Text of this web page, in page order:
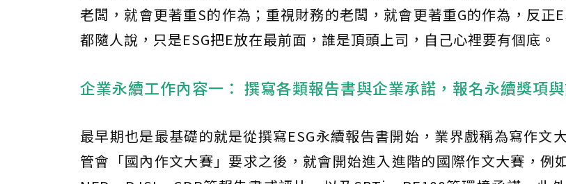
老闆，就會更著重S的作為；重視財務的老闆，就會更著重G的作為，反正
都隨人說，只是ESG把E放在最前面，誰是頂頭上司，自己心裡要有個底。
企業永續工作內容一： 撰寫各類報告書與企業承諾，報名永續獎項
最早期也是最基礎的就是從撰寫ESG永續報告書開始，業界戲稱為寫作文
管會「國內作文大賽」要求之後，就會開始進入進階的國際作文大賽，例